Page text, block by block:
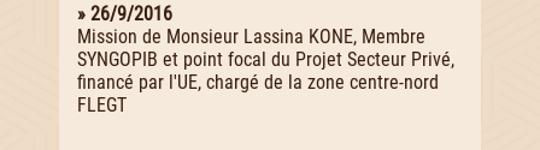
» 26/9/2016
Mission de Monsieur Lassina KONE, Membre
SYNGOPIB et point focal du Projet Secteur Privé,
financé par l'UE, chargé de la zone centre-nord
FLEGT